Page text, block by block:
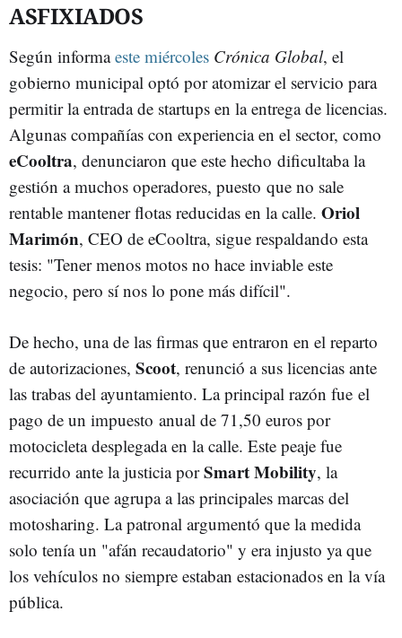
ASFIXIADOS
Según informaeste miércoles Crónica Global, el
gobierno municipal optó por atomizar el servicio para
permitir la entrada de startups en la entrega de licencias.
Algunas compañías con experiencia en el sector, como
eCooltra, denunciaron que este hecho dificultaba la
gestión a muchos operadores, puesto que no sale
rentable mantener flotas reducidas en la calle. Oriol
Marimón, CEO de eCooltra, sigue respaldando esta
tesis: "Tener menos motos no hace inviable este
negocio, pero sí nos lo pone más difícil".
De hecho, una de las firmas que entraron en el reparto
de autorizaciones, Scoot, renunció a sus licencias ante
las trabas del ayuntamiento. La principal razón fue el
pago de un impuesto anual de 71,50 euros por
motocicleta desplegada en la calle. Este peaje fue
recurrido ante la justicia porSmart Mobility, la
asociación que agrupa a las principales marcas del
motosharing. La patronal argumentó que la medida
solo tenía un "afán recaudatorio" y era injusto ya que
los vehículos no siempre estaban estacionados en la vía
pública.